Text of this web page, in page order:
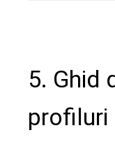
5. Ghid
profiluri